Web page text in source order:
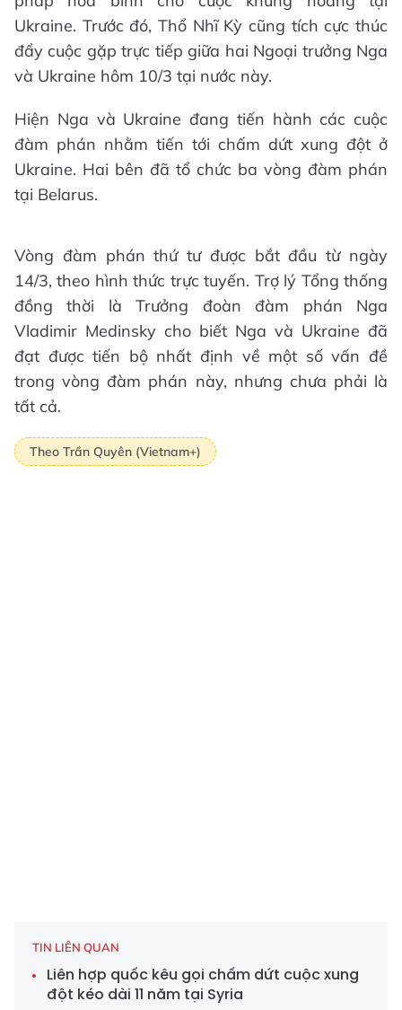
Ukraine. Trước đó, Thổ Nhĩ Kỳ cũng tích cực thúc
đẩy cuộc gặp trực tiếp giữa hai Ngoại trưởng Nga
và Ukraine hôm 10/3 tại nước này.
Hiện Nga và Ukraine đang tiến hành các cuộc
đàm phán nhằm tiến tới chấm dứt xung đột ở
Ukraine. Hai bên đã tổ chức ba vòng đàm phán
tại Belarus.
Vòng đàm phán thứ tư được bắt đầu từ ngày
14/3, theo hình thức trực tuyến. Trợ lý Tổng thống
đồng thời là Trưởng đoàn đàm phán Nga
Vladimir Medinsky cho biết Nga và Ukraine đã
đạt được tiến bộ nhất định về một số vấn đề
trong vòng đàm phán này, nhưng chưa phải là
tất cả.
Theo Trần Quyên (Vietnam+)
TIN LIÊN QUAN
Liên hợp quốc kêu gọi chấm dứt cuộc xung
đột kéo dài 11 năm tại Syria